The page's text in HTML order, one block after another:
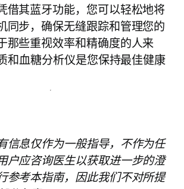
借其蓝牙功能，您可以轻松地将
同步，确保无缝跟踪和管理您的
那些重视效率和精确度的人来
和血糖分析仪是您保持最佳健康
信息仅作为一般指导，不作为任
户应咨询医生以获取进一步的澄
参考本指南，因此我们不对所提